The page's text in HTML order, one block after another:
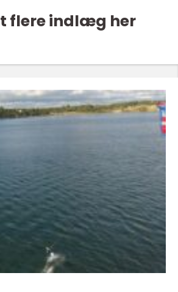
flere indlæg her